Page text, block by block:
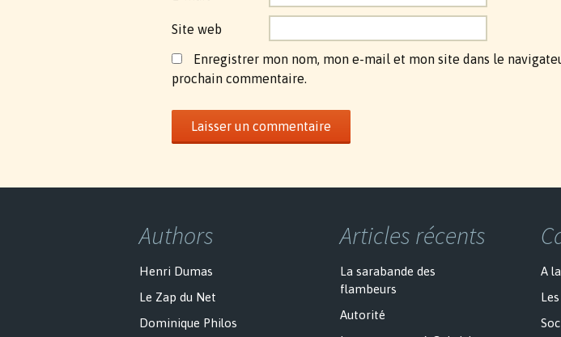
Site web
Enregistrer mon nom, mon e-mail et mon site dans le
prochain commentaire.
Authors
Henri Dumas
Le Zap du Net
Dominique Philos
Articles récents
La sarabande des
flambeurs
Autorité
A